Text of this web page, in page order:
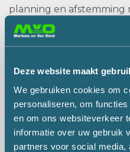
Deze website maakt
We gebruiken cookies om
personaliseren, om
en om ons websiteverkeer
informatie over uw gebruik
partners voor social
planning en afstemming
na ons komen. Dat
uitdagend project voor